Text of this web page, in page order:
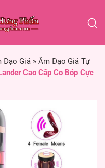
Đạo Giả » Âm Đạo Giả Tự
Cao Cấp Co Bóp Cực